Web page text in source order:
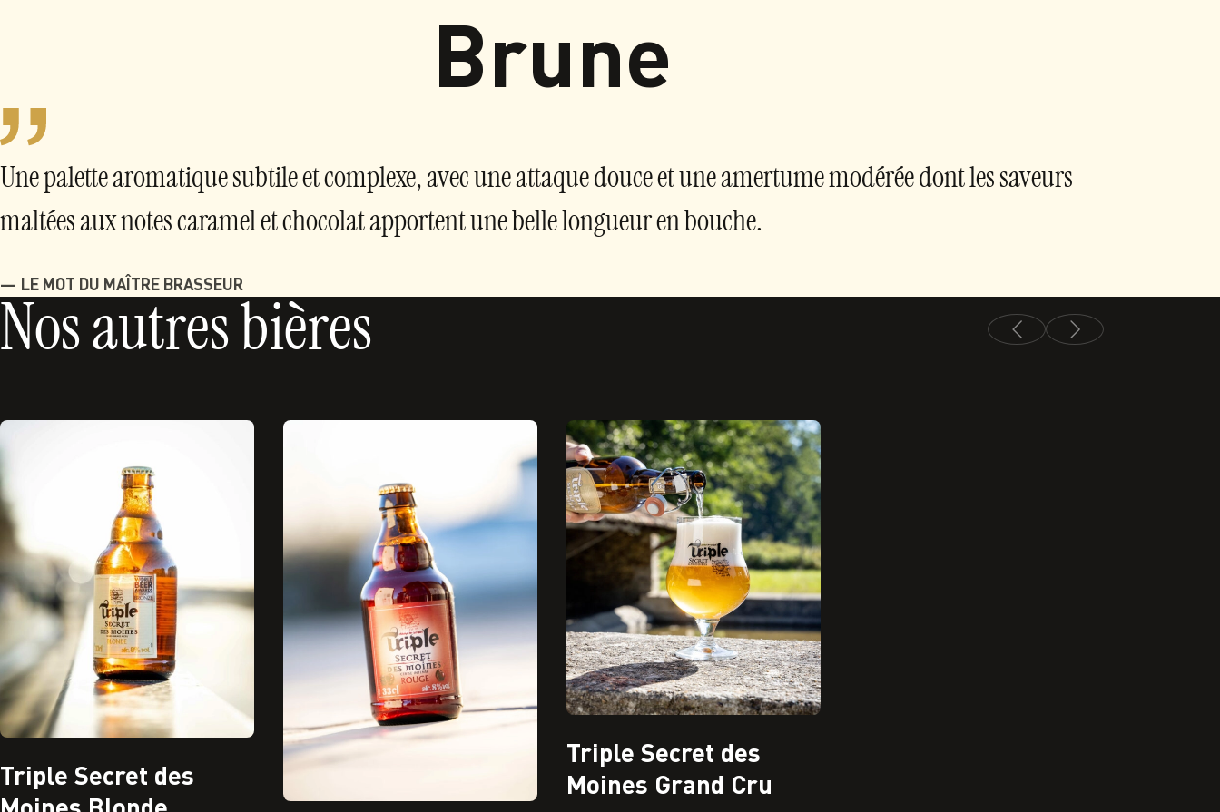
Brune
Une palette aromatique subtile et complexe, avec une attaque douce et une amertume modérée dont les saveurs
maltées aux notes caramel et chocolat apportent une belle longueur en bouche.
LE MOT DU MAÎTRE BRASSEUR
Nos autres bières
Triple Secret des
Triple Secret des
Moines Grand Cru